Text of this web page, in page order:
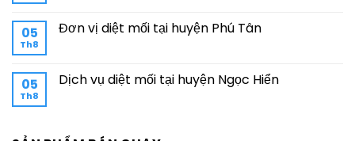
05
Th8
Đơn vị diệt mối tại huyện Phú Tân
05
Th8
Dịch vụ diệt mối tại huyện Ngọc Hiển